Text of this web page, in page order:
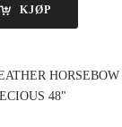
KJØP